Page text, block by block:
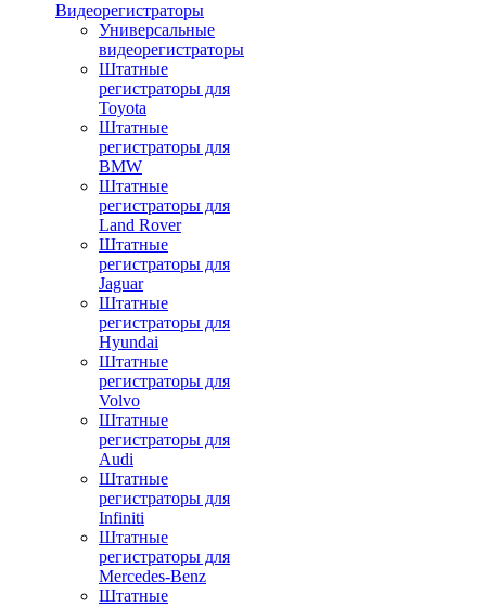
Видеорегистраторы
Универсальные
видеорегистраторы
Штатные
регистраторы для
Toyota
Штатные
регистраторы для
BMW
Штатные
регистраторы для
Land Rover
Штатные
регистраторы для
Jaguar
Штатные
регистраторы для
Hyundai
Штатные
регистраторы для
Volvo
Штатные
регистраторы для
Audi
Штатные
регистраторы для
Infiniti
Штатные
регистраторы для
Mercedes-Benz
Штатные